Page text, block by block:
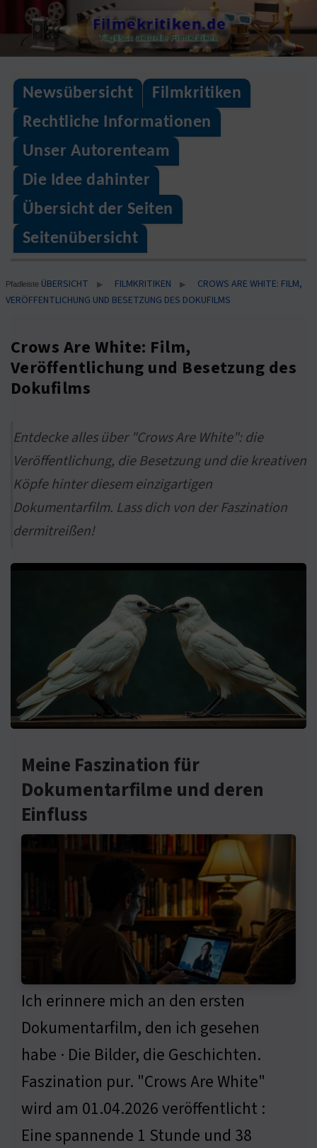
to
content
Filmekritiken.de
Täglisch aktuelle Filmkritiken
Newsübersicht
Filmkritiken
Rechtliche Informationen
Unser Autorenteam
Die Idee dahinter
Übersicht der Seiten
Seitenübersicht
Pfadleiste ÜBERSICHT ▶ FILMKRITIKEN ▶
CROWS ARE WHITE: FILM,
VERÖFFENTLICHUNG UND BESETZUNG DES DOKUFILMS
Crows Are White: Film,
Veröffentlichung und Besetzung des
Dokufilms
Entdecke alles über "Crows Are White": die
Veröffentlichung, die Besetzung und die kreativen
Köpfe hinter diesem einzigartigen
Dokumentarfilm. Lass dich von der Faszination
dermitreißen!
Meine Faszination für
Dokumentarfilme und deren
Einfluss
Ich erinnere mich an den ersten
Dokumentarfilm, den ich gesehen
habe · Die Bilder, die Geschichten.
Faszination pur. "Crows Are White"
wird am 01.04.2026 veröffentlicht :
Eine spannende 1 Stunde und 38